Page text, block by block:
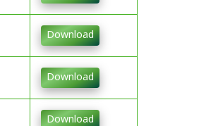
Download
Download
Download